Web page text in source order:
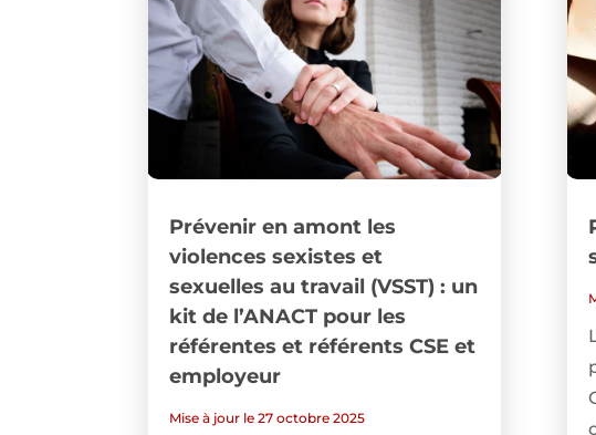
Prévenir en amont les
violences sexistes et
sexuelles au travail (VSST) : un
kit de l’ANACT pour les
référentes et référents CSE et
employeur
Mise à jour le 27 octobre 2025